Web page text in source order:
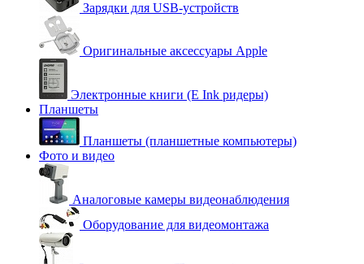
Зарядки для USB-устройств
Оригинальные аксессуары Apple
Электронные книги (E Ink ридеры)
Планшеты
Планшеты (планшетные компьютеры)
Фото и видео
Аналоговые камеры видеонаблюдения
Оборудование для видеомонтажа